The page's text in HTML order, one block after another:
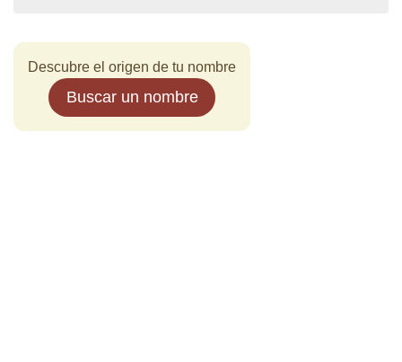
Descubre el origen de tu nombre
Buscar un nombre